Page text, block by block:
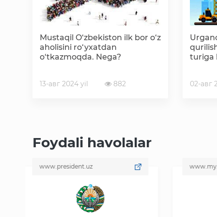
Mustaqil O‘zbekiston ilk bor o‘z
aholisini ro‘yxatdan
13-авг 2024 yil 882
turiga
02-авг
Foydali havolalar
www.president.uz www.my.gov.uz